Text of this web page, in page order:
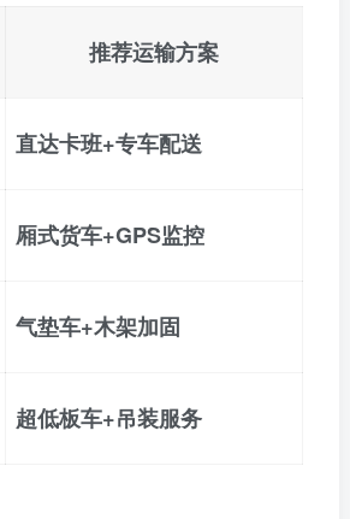
推荐运输方案
直达卡班+专车配送
厢式货车+GPS监控
气垫车+木架加固
超低板车+吊装服务